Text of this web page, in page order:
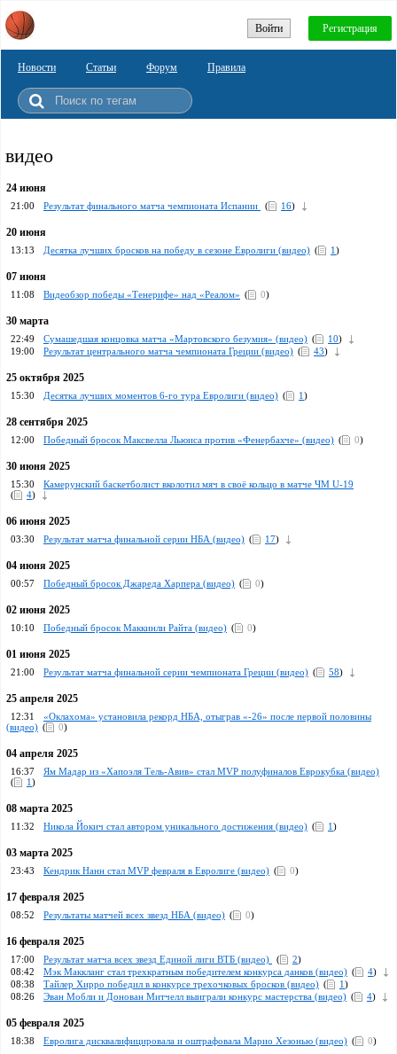
Войти Регистрация
Новости Статьи Форум Правила
видео
24 июня
21:00 Pезультат финального матча чемпионата Испании ( 16)
20 июня
13:13 Десятка лучших бросков на победу в сезоне Евролиги (видео) ( 1)
07 июня
11:08 Видеобзор победы «Тенерифе» над «Реалом» ( 0)
30 марта
22:49 Сумашедшая концовка матча «Мартовского безумия» (видео) ( 10)
19:00
Результат центрального матча чемпионата Греции (видео) ( 43)
25 октября 2025
15:30 Десятка лучших моментов 6-го тура Евролиги (видео) ( 1)
28 сентября 2025
12:00 Победный бросок Максвелла Льюиса против «Фенербахче» (видео) ( 0)
30 июня 2025
15:30
Камерунский баскетболист вколотил мяч в своё кольцо в матче ЧМ U-19
(
4)
06 июня 2025
03:30 Результат матча финальной серии НБА (видео) ( 17)
04 июня 2025
00:57 Победный бросок Джареда Харпера (видео) ( 0)
02 июня 2025
10:10 Победный бросок Маккинли Райта (видео) ( 0)
01 июня 2025
21:00 Pезультат матча финальной серии чемпионата Греции (видео) ( 58)
25 апреля 2025
12:31
«Оклахома» установила рекорд НБА, отыграв «-26» после первой половины
(видео) ( 0)
04 апреля 2025
16:37
Ям Мадар из «Хапоэля Тель-Авив» стал MVP полуфиналов Еврокубка (видео)
(
1)
08 марта 2025
11:32 Никола Йокич стал автором уникального достижения (видео) ( 1)
03 марта 2025
23:43 Кендрик Нанн стал MVP февраля в Евролиге (видео) ( 0)
17 февраля 2025
08:52 Результаты матчей всех звезд НБА (видео) ( 0)
16 февраля 2025
17:00 Результат матча всех звезд Единой лиги ВТБ (видео) ( 2)
08:42
Мэк Маккланг стал трехкратным победителем конкурса данков (видео) ( 4)
08:38
Тайлер Хирро победил в конкурсе трехочковых бросков (видео) ( 1)
08:26
Эван Мобли и Донован Митчелл выиграли конкурс мастерства (видео) ( 4)
05 февраля 2025
18:38 Евролига дисквалифицировала и оштрафовала Марио Хезонью (видео) ( 0)